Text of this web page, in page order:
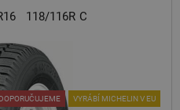
118/116R C
DOPORUČUJEME VYRÁBÍ MICHELIN V EU